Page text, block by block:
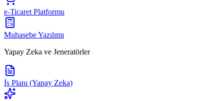
e-Ticaret Platformu
Muhasebe Yazılımı
Yapay Zeka ve Jeneratörler
İş Planı (Yapay Zeka)